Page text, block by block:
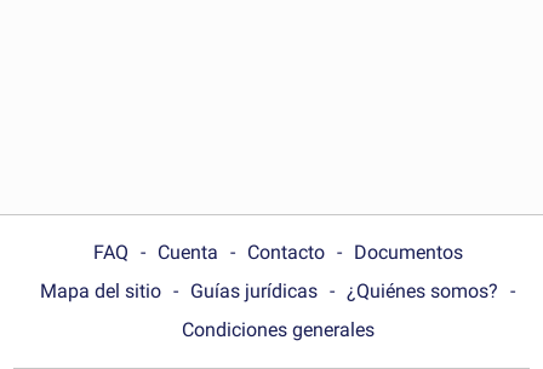
FAQ Cuenta Contacto
Documentos
Mapa del sitio
Guías jurídicas
¿Quiénes somos?
Condiciones generales